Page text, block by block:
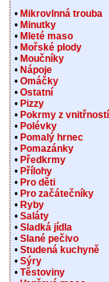
• Mikrovlnná trouba
• Minutky
• Mleté maso
• Mořské plody
• Moučníky
• Nápoje
• Omáčky
• Ostatní
• Pizzy
• Pokrmy z vnitřností
• Polévky
• Pomalý hrnec
• Pomazánky
• Předkrmy
• Přílohy
• Pro děti
• Pro začátečníky
• Ryby
• Saláty
• Sladká jídla
• Slané pečivo
• Studená kuchyně
• Sýry
• Těstoviny